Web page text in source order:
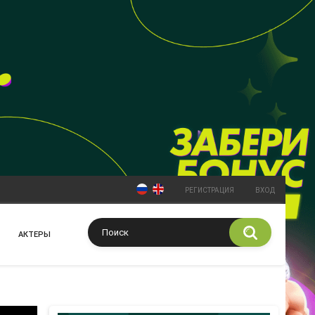
РЕГИСТРАЦИЯ ВХОД
АКТЕРЫ